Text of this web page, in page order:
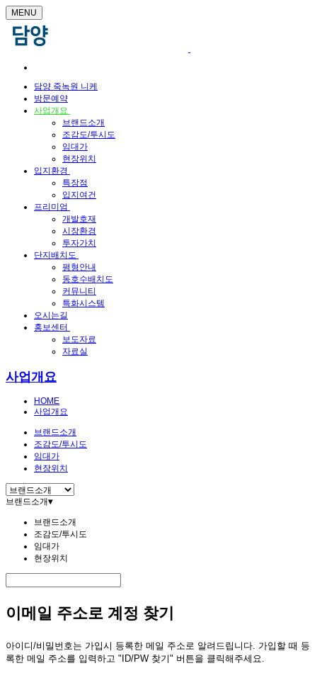
MENU
담양 죽녹원 니케
방문예약
사업개요
브랜드소개
조감도/투시도
임대가
현장위치
입지환경
특장점
입지여건
프리미엄
개발호재
시장환경
투자가치
단지배치도
평형안내
동호수배치도
커뮤니티
특화시스템
오시는길
홍보센터
보도자료
자료실
사업개요
HOME
사업개요
브랜드소개
조감도/투시도
임대가
현장위치
브랜드소개▾
브랜드소개
조감도/투시도
임대가
현장위치
이메일 주소로 계정 찾기
아이디/비밀번호는 가입시 등록한 메일 주소로 알려드립니다. 가입할 때 등
록한 메일 주소를 입력하고 "ID/PW 찾기" 버튼을 클릭해주세요.